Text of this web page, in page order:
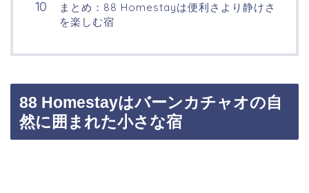
まとめ：88 Homestayは便利さより静けさ
を楽しむ宿
88 Homestayはバーンカチャオの自
然に囲まれた小さな宿